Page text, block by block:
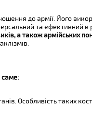
до армії. Його
та ефективний в
а також армійських
саме:
Особливість таких